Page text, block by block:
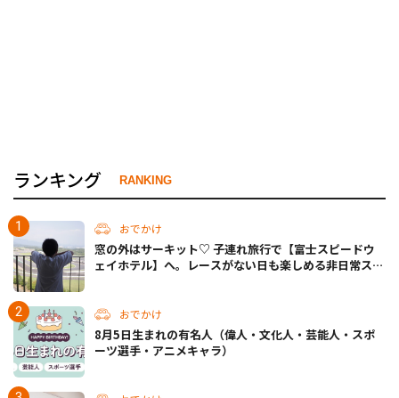
ランキング RANKING
おでかけ
窓の外はサーキット♡ 子連れ旅行で【富士スピードウ
ェイホテル】へ。レースがない日も楽しめる非日常ステ
おでかけ
8月5日生まれの有名人（偉人・文化人・芸能人・スポ
ーツ選手・アニメキャラ）